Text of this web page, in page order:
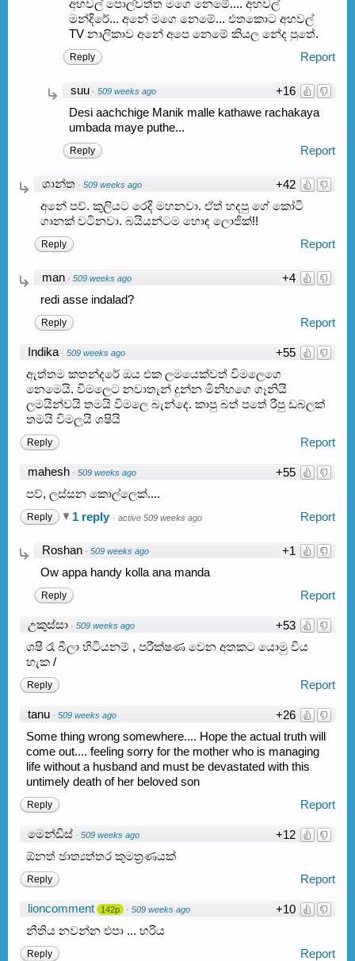
අහවල් පොල්වත්ත මගෙ නෙමේ.... අහවල්
මන්දිරේ... අනේ මගෙ නෙමේ... එතකොට අහවල්
TV නාලිකාව අනේ අපෙ නෙමේ කියල නේද පුතේ.
Report
Reply
+16
suu · 509 weeks ago
Desi aachchige Manik malle kathawe rachakaya
umbada maye puthe...
Report
Reply
+42
ශාන්ත · 509 weeks ago
අනේ පව්. කුලියට රෙදි මහනවා. ඒත් හදපු ගේ කෝටි
ගානක් වටිනවා. බයියන්ටම හොඳ ලොජික්!!
Report
Reply
+4
man · 509 weeks ago
redi asse indalad?
Report
Reply
+55
Indika · 509 weeks ago
ඇත්තම කතන්දරේ ඔය එක ලමයෙක්වත් විමලෙගෙ
නෙමෙයි. විමලෙට නවාතැන් දුන්න මිනිහගෙ ගෑනියි
ලමයින්වයි තමයි විමලෙ බැන්දෙ. කාපු බත් පතේ රීපු ඩබලක්
තමයි විමලුයි ශෂියි
Report
Reply
+55
mahesh · 509 weeks ago
පව්, ලස්සන කොල්ලෙක්....
Report
Reply 1 reply · active 509 weeks ago
+1
Roshan · 509 weeks ago
Ow appa handy kolla ana manda
Report
Reply
+53
උකුස්සා · 509 weeks ago
ශෂී රෑ බීලා හිටියනම් , පරීක්ෂණ වෙන අතකට යොමු විය
හැක /
Report
Reply
+26
tanu · 509 weeks ago
Some thing wrong somewhere.... Hope the actual truth will
come out.... feeling sorry for the mother who is managing
life without a husband and must be devastated with this
untimely death of her beloved son
Report
Reply
+12
මෙන්ඩිස් · 509 weeks ago
ඕනත් ඡාත්‍යත්තර කුමත්‍රණයක්
Report
Reply
+10
lioncomment 142p · 509 weeks ago
නීතිය නවන්න එපා ... හරිය
Report
Reply